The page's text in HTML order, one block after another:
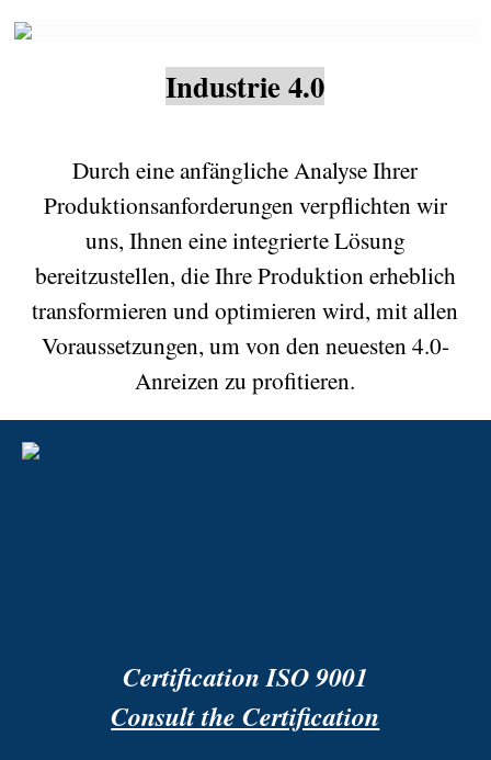
Industrie 4.0
Durch eine anfängliche Analyse Ihrer
Produktionsanforderungen verpflichten wir
uns, Ihnen eine integrierte Lösung
bereitzustellen, die Ihre Produktion erheblich
transformieren und optimieren wird, mit allen
Voraussetzungen, um von den neuesten 4.0-
Anreizen zu profitieren.
Certification ISO 9001
Consult the Certification